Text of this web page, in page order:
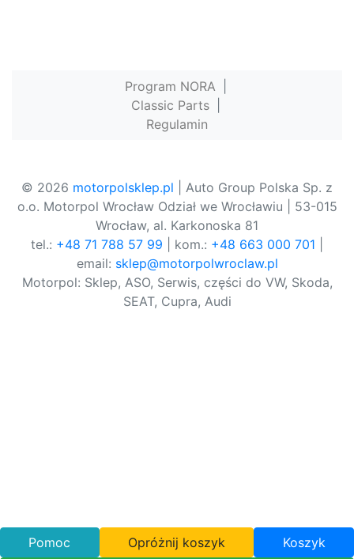
Program NORA
Classic Parts
Regulamin
© 2026 motorpolsklep.pl | Auto Group Polska Sp. z
o.o. Motorpol Wrocław Odział we Wrocławiu | 53-015
Wrocław, al. Karkonoska 81
tel.: +48 71 788 57 99 | kom.: +48 663 000 701
email: sklep@motorpolwroclaw.pl
Motorpol: Sklep, ASO, Serwis, części do VW, Skoda,
SEAT, Cupra, Audi
Pomoc Opróżnij koszyk Koszyk